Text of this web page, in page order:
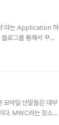
'라는 Application 하
로그를 통해서 꾸준
서로 잘 맞물려야
나라에서 모바일 웹
이 월평균 4시간 38분
등하게 많았다. 가장
모바일 단말들은 대부
. MWC라는 장소가